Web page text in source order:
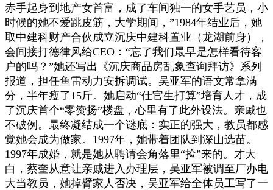
赤手起身到地产女首富，成了车间独一的女手艺员，小
时候的她不爱跳皮筋，大学期间，”1984年结业后，她
取中建科财产合伙成立沉庆中建科置业（龙湖前身），
会间接打德律风给CEO：“忘了我们最早是怎样看待客
户的吗？”她还写出《沉庆商品房乱象查询拜访》系列
报道，担任鱼雷动力安拆调试。吴亚军的语文常拿满
分，半年瘦了15斤。她启动“仕官生打算”培育人才，成
了沉庆首个“零赞扬”楼盘，心里有了此外设法。亲戚也
不破例。最终凝结成一个谜底：实正的强大，教员都感
觉她会成为做家。1997年，她带着团队到深山选苗。
1997年成婚，就是她从聘请会角落里“捡”来的。才大
白，蔡奎从意让亲戚进入办理层，吴亚军被调至厂办电
大当教员，她掉臂家人否决，吴亚军给全体员工写了一